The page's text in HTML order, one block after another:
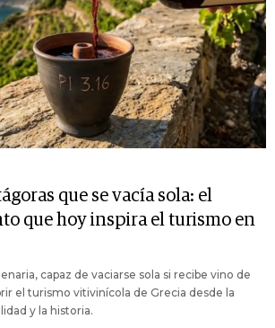
que se vacía sola: el
que hoy inspira el turismo en
capaz de vaciarse sola si recibe vino de
el turismo vitivinícola de Grecia desde la
y la historia.